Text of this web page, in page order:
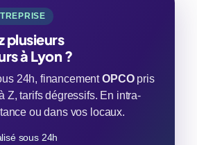
plusieurs
à Lyon ?
24h, financementOPCOpris
Z, tarifs dégressifs. En intra-
ou dans vos locaux.
sous 24h